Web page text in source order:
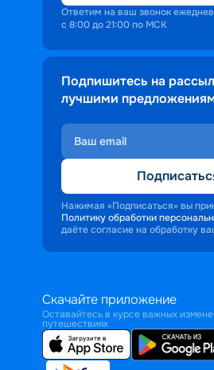
Ответим на ваш звонок
с 8:00 до 21:00 по МСК
Подпишитесь на
лучшими
Нажимая «Подписаться» вы
Политику обработки
даёте согласие на обработку
Скачайте приложение
Оставайтесь в курсе важных
путешествиях